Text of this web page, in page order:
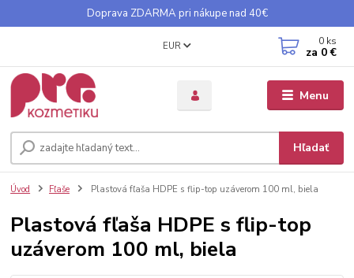
Doprava ZDARMA pri nákupe nad 40€
Menu
EUR
Hľadať
0 ks
za 0 €
Úvod Fľaše Plastová fľaša HDPE s flip-top uzáverom 100 ml, biela
Plastová fľaša HDPE s flip-top
uzáverom 100 ml, biela